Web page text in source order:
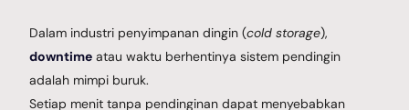
Dalam industri penyimpanan dingin (cold storage),
downtime atau waktu berhentinya sistem pendingin
adalah mimpi buruk.
Setiap menit tanpa pendinginan dapat menyebabkan